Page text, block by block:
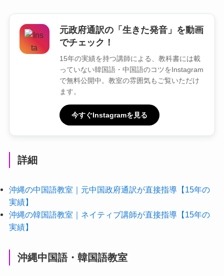
元政府通訳の「生きた発音」を動画
でチェック！
15年の実績を持つ講師による、教科書には載
っていない韓国語・中国語のコツをInstagram
で無料公開中。教室の雰囲気もご覧いただけ
ます。
今すぐInstagramを見る
詳細
沖縄の中国語教室｜元中国政府通訳が直接指導【15年の
実績】
沖縄の韓国語教室｜ネイティブ講師が直接指導【15年の
実績】
沖縄中国語・韓国語教室